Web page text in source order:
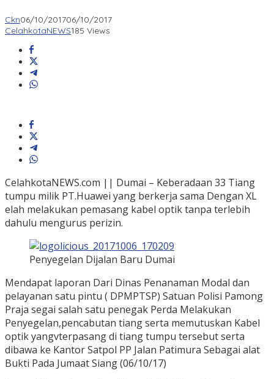
Ckn06/10/201706/10/2017
CelahkotaNEWS185 Views
CelahkotaNEWS.com || Dumai – Keberadaan 33 Tiang
tumpu milik PT.Huawei yang berkerja sama Dengan XL
elah melakukan pemasang kabel optik tanpa terlebih
dahulu mengurus perizin.
Penyegelan Dijalan Baru Dumai
Mendapat laporan Dari Dinas Penanaman Modal dan
pelayanan satu pintu ( DPMPTSP) Satuan Polisi Pamong
Praja segai salah satu penegak Perda Melakukan
Penyegelan,pencabutan tiang serta memutuskan Kabel
optik yangvterpasang di tiang tumpu tersebut serta
dibawa ke Kantor Satpol PP Jalan Patimura Sebagai alat
Bukti Pada Jumaat Siang (06/10/17)